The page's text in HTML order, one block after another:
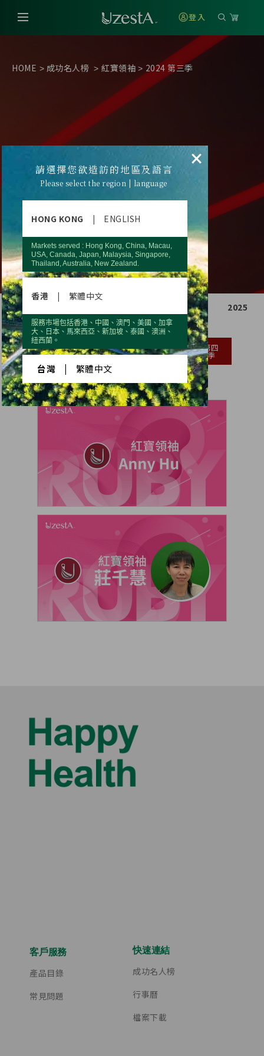
登入
HOME > 成功名人榜 > 紅寶領袖 > 2024 第三季
2021 2024 2025
第一
季
第二
季
第三
季
第四
季
客戶服務
產品目錄
常見問題
快速連結
成功名人榜
行事曆
檔案下載
×
請選擇您欲造訪的地區及語言
Please select the region | language
HONG KONG | ENGLISH
Markets served : Hong Kong, China, Macau,
USA, Canada, Japan, Malaysia, Singapore,
Thailand, Australia, New Zealand.
香港 | 繁體中文
服務市場包括香港、中國、澳門、美國、加拿
大、日本、馬來西亞、新加坡、泰國、澳洲、
紐西蘭。
台灣 | 繁體中文